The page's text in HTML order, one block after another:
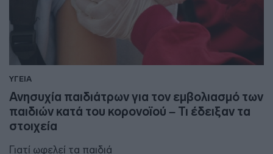
ΥΓΕΙΑ
Ανησυχία παιδιάτρων για τον εμβολιασμό των
παιδιών κατά του κορονοϊού – Τι έδειξαν τα
στοιχεία
Γιατί ωφελεί τα παιδιά